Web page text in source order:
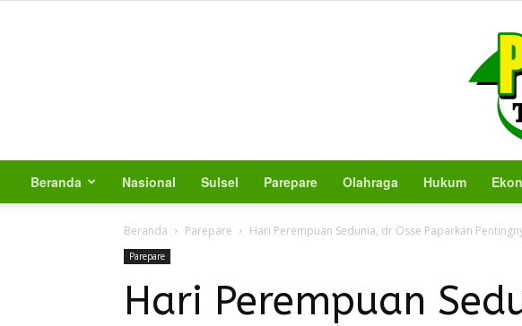
Beranda Nasional Sulsel Parepare Olahraga Hukum
Beranda Parepare Hari Perempuan Sedunia, dr Osse Paparkan
Parepare
Hari Perempuan